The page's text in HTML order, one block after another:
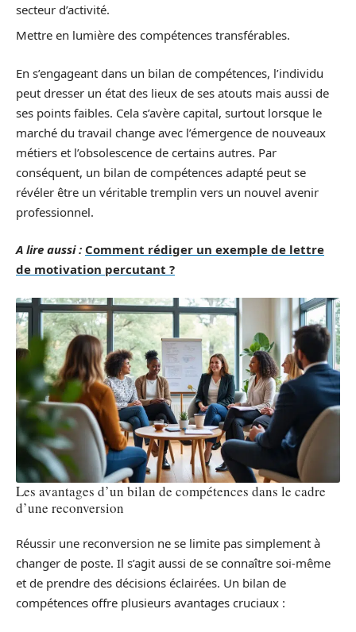
secteur d’activité.
Mettre en lumière des compétences transférables.
En s’engageant dans un bilan de compétences, l’individu
peut dresser un état des lieux de ses atouts mais aussi de
ses points faibles. Cela s’avère capital, surtout lorsque le
marché du travail change avec l’émergence de nouveaux
métiers et l’obsolescence de certains autres. Par
conséquent, un bilan de compétences adapté peut se
révéler être un véritable tremplin vers un nouvel avenir
professionnel.
A lire aussi : Comment rédiger un exemple de lettre
de motivation percutant ?
Les avantages d’un bilan de compétences dans le cadre
d’une reconversion
Réussir une reconversion ne se limite pas simplement à
changer de poste. Il s’agit aussi de se connaître soi-même
et de prendre des décisions éclairées. Un bilan de
compétences offre plusieurs avantages cruciaux :